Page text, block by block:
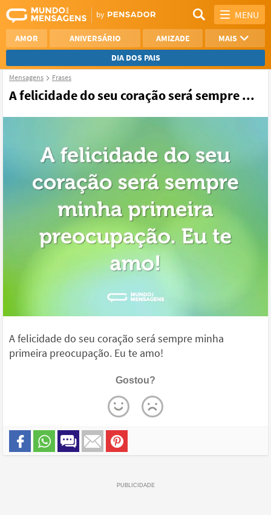
MENU
AMOR ANIVERSÁRIO AMIZADE
MAIS
DIA DOS PAIS
REFLEXÃO
AGRADECIMENTO
Mensagens Frases
A felicidade do seu coração será sempre ...
A felicidade do seu coração será sempre minha
primeira preocupação. Eu te amo!
Gostou?